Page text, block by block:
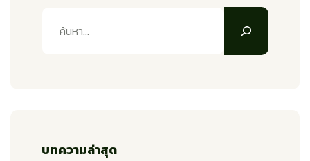
บทความล่าสุด